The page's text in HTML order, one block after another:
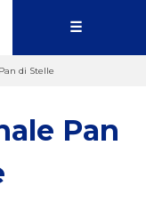
☰
di Stelle
Pan